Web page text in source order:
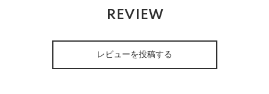
REVIEW
レビューを投稿する